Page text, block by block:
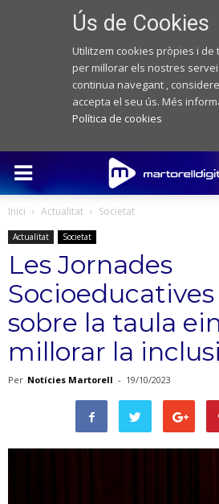
Ús de Cookies
Utilitzem cookies pròpies i de
per millorar els nostres
continua navegant ,
accepta el seu ús. Més
Política de cookies
Inici Actualitat Societat
Actualitat Societat
Les Jornades
sobre la taula
millorar la
Per Notícies Martorell - 19/10/2023